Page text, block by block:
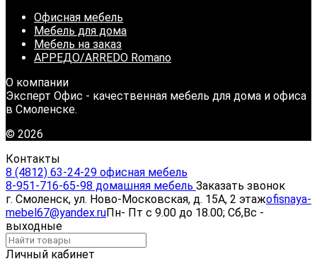
Офисная мебель
Мебель для дома
Мебель на заказ
АРРЕДО/ARREDO Romano
О компании
Эксперт Офис - качественная мебель для дома и офиса
в Смоленске.
© 2026
Контакты
8 (4812) 63-24-29 офисная мебель
8-951-716-65-98 домашняя мебель Заказать звонок
г. Смоленск, ул. Ново-Московская, д. 15А, 2 этажofisnaya-
mebel67@yandex.ruПн- Пт с 9.00 до 18.00; Сб,Вс -
выходные
Личный кабинет